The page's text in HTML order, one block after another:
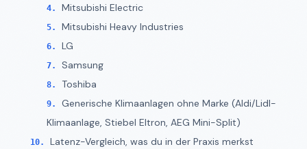
Mitsubishi Electric
Mitsubishi Heavy Industries
LG
Samsung
Toshiba
Generische Klimaanlagen ohne Marke (Aldi/Lidl-
Klimaanlage, Stiebel Eltron, AEG Mini-Split)
Latenz-Vergleich, was du in der Praxis merkst